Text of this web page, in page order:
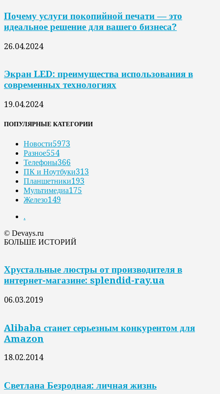
Почему услуги покопийной печати — это
идеальное решение для вашего бизнеса?
26.04.2024
Экран LED: преимущества использования в
современных технологиях
19.04.2024
ПОПУЛЯРНЫЕ КАТЕГОРИИ
Новости5973
Разное554
Телефоны366
ПК и Ноутбуки313
Планшетники193
Мультимедиа175
Железо149
.
© Devays.ru
БОЛЬШЕ ИСТОРИЙ
Хрустальные люстры от производителя в
интернет-магазине: splendid-ray.ua
06.03.2019
Alibaba станет серьезным конкурентом для
Amazon
18.02.2014
Светлана Безродная: личная жизнь